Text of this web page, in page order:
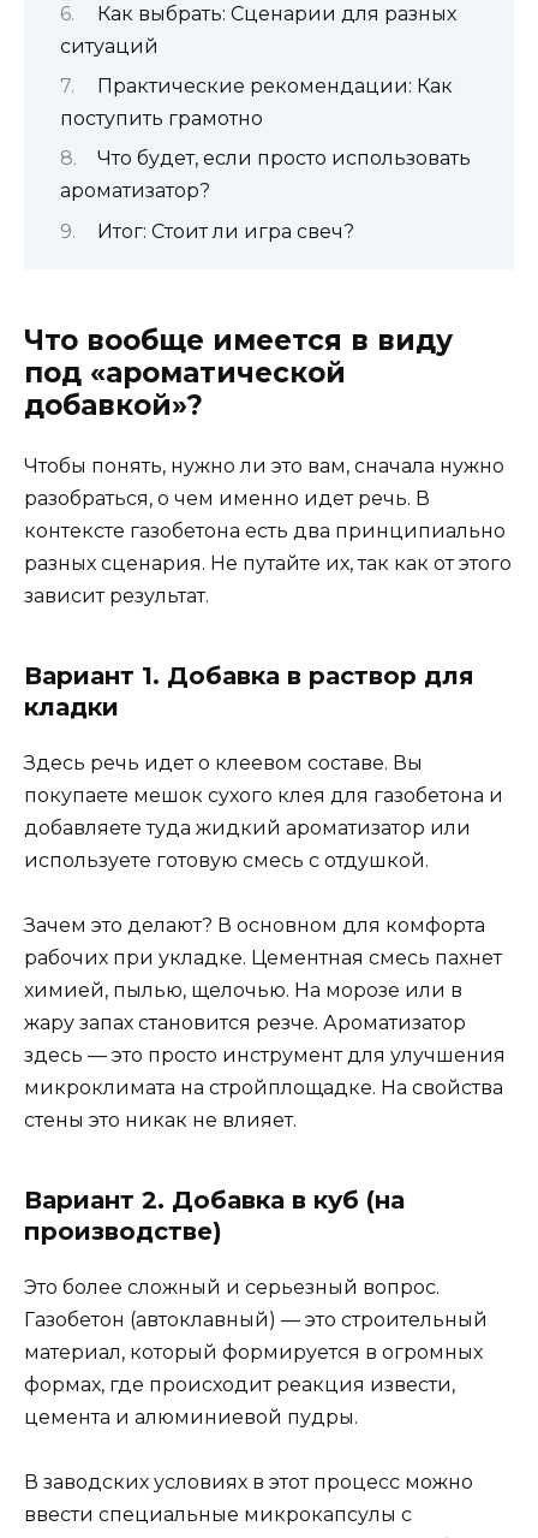
Как выбрать: Сценарии для разных
ситуаций
Практические рекомендации: Как
поступить грамотно
Что будет, если просто использовать
ароматизатор?
Итог: Стоит ли игра свеч?
Что вообще имеется в виду
под «ароматической
добавкой»?
Чтобы понять, нужно ли это вам, сначала нужно
разобраться, о чем именно идет речь. В
контексте газобетона есть два принципиально
разных сценария. Не путайте их, так как от этого
зависит результат.
Вариант 1. Добавка в раствор для
кладки
Здесь речь идет о клеевом составе. Вы
покупаете мешок сухого клея для газобетона и
добавляете туда жидкий ароматизатор или
используете готовую смесь с отдушкой.
Зачем это делают? В основном для комфорта
рабочих при укладке. Цементная смесь пахнет
химией, пылью, щелочью. На морозе или в
жару запах становится резче. Ароматизатор
здесь — это просто инструмент для улучшения
микроклимата на стройплощадке. На свойства
стены это никак не влияет.
Вариант 2. Добавка в куб (на
производстве)
Это более сложный и серьезный вопрос.
Газобетон (автоклавный) — это строительный
материал, который формируется в огромных
формах, где происходит реакция извести,
цемента и алюминиевой пудры.
В заводских условиях в этот процесс можно
ввести специальные микрокапсулы с